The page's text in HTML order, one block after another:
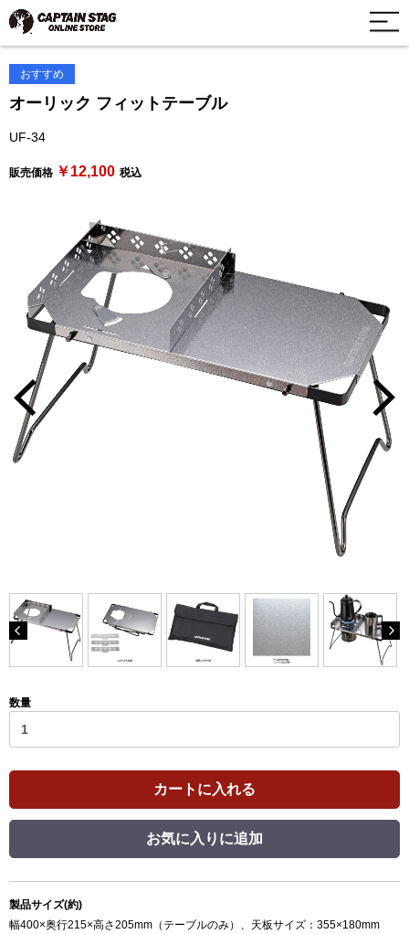
おすすめ
オーリック フィットテーブル
UF-34
販売価格 ￥12,100 税込
数量
カートに入れる
お気に入りに追加
製品サイズ(約)
幅400×奥行215×高さ205mm（テーブルのみ）、天板サイズ：355×180mm